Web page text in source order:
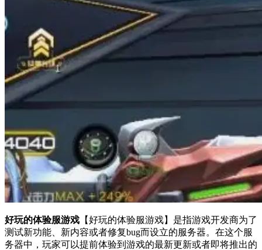
好玩的体验服游戏 【好玩的体验服游戏】是指游戏开发商为了
测试新功能、新内容或者修复bug而设立的服务器。在这个服
务器中，玩家可以提前体验到游戏的最新更新或者即将推出的